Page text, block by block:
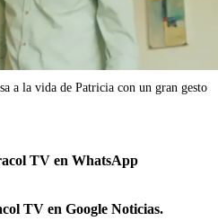
a la vida de Patricia con un gran gesto
TV en WhatsApp
TV en Google Noticias.